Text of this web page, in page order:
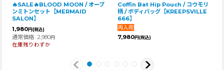
🔥SALE🔥BLOOD MOON / オーブ
ンミトンセット【MERMAID
SALON】
1,980円 (税込)
通常価格: 2,980円
在庫残りわずか
Coffin Bat Hip Pouch / コウモリ
柄 / ボディバッグ【KREEPSVILLE
666】
7,980円 (税込)